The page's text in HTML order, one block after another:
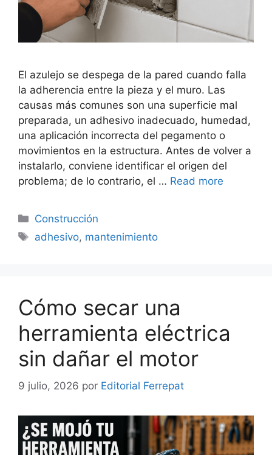
El azulejo se despega de la pared cuando falla
la adherencia entre la pieza y el muro. Las
causas más comunes son una superficie mal
preparada, un adhesivo inadecuado, humedad,
una aplicación incorrecta del pegamento o
movimientos en la estructura. Antes de volver a
instalarlo, conviene identificar el origen del
problema; de lo contrario, el … Read more
Categorías
Construcción
Etiquetas
adhesivo, mantenimiento
Cómo secar una
herramienta eléctrica
sin dañar el motor
9 julio, 2026 por Editorial Ferrepat